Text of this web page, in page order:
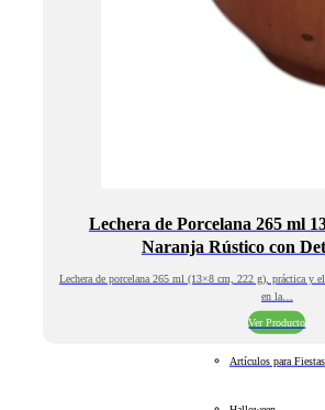
Lechera de Porcelana 265 ml
Naranja Rústico con
Lechera de porcelana 265 ml (13×8 cm, 222 g), práctica y
en la…
Ver Producto
Artículos para Fiestas